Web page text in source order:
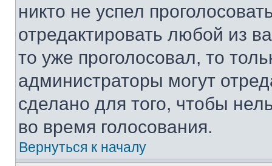
никто не успел
отредактировать любой из
то уже проголосовал, то
администраторы могут
сделано для того, чтобы
во время голосования.
Вернуться к началу